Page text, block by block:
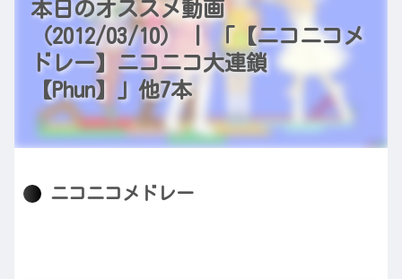
本日のオススメ動画
（2012/03/10） | 「【ニコニコメ
ドレー】ニコニコ大連鎖
【Phun】」他7本
ニコニコメドレー